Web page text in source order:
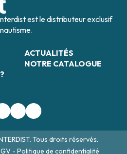
est le distributeur exclusif
ACTUALITÉS
NOTRE CATALOGUE
Tous droits réservés.
- Politique de confidentialité